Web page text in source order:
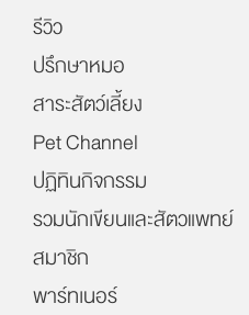
รีวิว
ปรึกษาหมอ
สาระสัตว์เลี้ยง
Pet Channel
ปฏิทินกิจกรรม
รวมนักเขียนและสัตวแพทย์
สมาชิก
พาร์ทเนอร์